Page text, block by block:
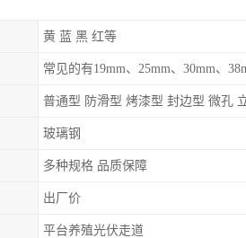
黄 蓝 黑 红等
玻璃钢
多种规格 品质保障
出厂价
平台养殖光伏走道